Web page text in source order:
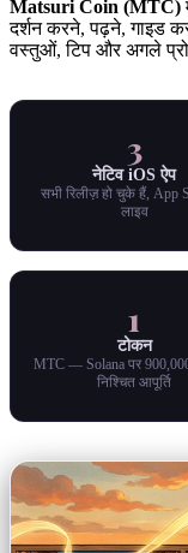
Matsuri Coin (MTC)
दर्शन करने, पढ़ने, गाइड
वस्तुओं, टिप और अगले
3
नेटिव iOS ऐप
सभी रिलीज़ हो चुके हैं, App
लाइव
1
टोकन
MTC — Solana पर
निश्चित आपूर्ति